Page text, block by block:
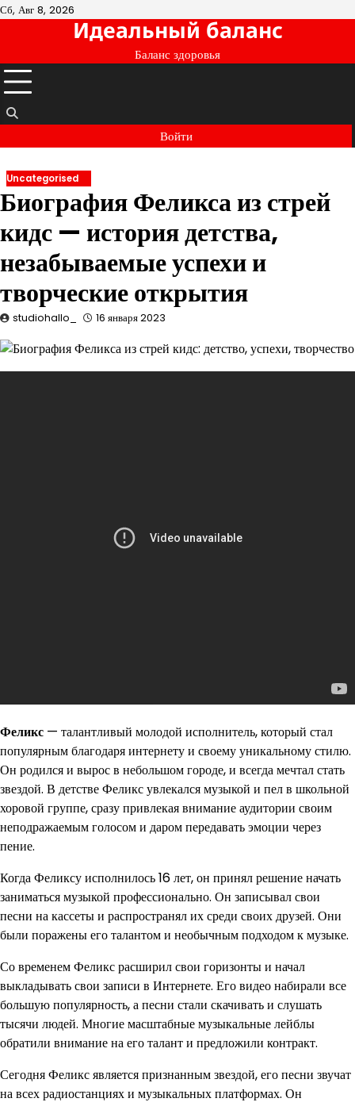
Перейти
Сб, Авг 8, 2026
Идеальный баланс
Баланс здоровья
Войти
Uncategorised
Биография Феликса из стрей
кидс — история детства,
незабываемые успехи и
творческие открытия
studiohallo_ 16 января 2023
Феликс — талантливый молодой исполнитель, который стал
популярным благодаря интернету и своему уникальному стилю.
Он родился и вырос в небольшом городе, и всегда мечтал стать
звездой. В детстве Феликс увлекался музыкой и пел в школьной
хоровой группе, сразу привлекая внимание аудитории своим
неподражаемым голосом и даром передавать эмоции через
пение.
Когда Феликсу исполнилось 16 лет, он принял решение начать
заниматься музыкой профессионально. Он записывал свои
песни на кассеты и распространял их среди своих друзей. Они
были поражены его талантом и необычным подходом к музыке.
Со временем Феликс расширил свои горизонты и начал
выкладывать свои записи в Интернете. Его видео набирали все
большую популярность, а песни стали скачивать и слушать
тысячи людей. Многие масштабные музыкальные лейблы
обратили внимание на его талант и предложили контракт.
Сегодня Феликс является признанным звездой, его песни звучат
на всех радиостанциях и музыкальных платформах. Он